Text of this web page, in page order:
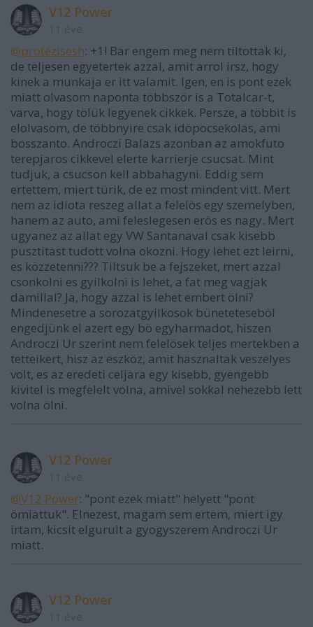
V12 Power
@protézisesh: +1! Bar engem meg nem tiltottak ki,
de teljesen egyetertek azzal, amit arrol irsz, hogy
kinek a munkaja er itt valamit. Igen, en is pont ezek
miatt olvasom naponta többször is a Totalcar-t,
varva, hogy tölük legyenek cikkek. Persze, a többit is
elolvasom, de többnyire csak idöpocsekolas, ami
bosszanto. Androczi Balazs azonban az amokfuto
terepjaros cikkevel elerte karrierje csucsat. Mint
tudjuk, a csucson kell abbahagyni. Eddig sem
ertettem, miert türik, de ez most mindent vitt. Mert
nem az idiota reszeg allat a felelös egy szemelyben,
hanem az auto, ami feleslegesen erös es nagy. Mert
ugyanez az allat egy VW Santanaval csak kisebb
pusztitast tudott volna okozni. Hogy lehet ezt leirni,
es közzetenni??? Tiltsuk be a fejszeket, mert azzal
csonkolni es gyilkolni is lehet, a fat meg vagjak
damillal? Ja, hogy azzal is lehet embert ölni?
Mindenesetre a sorozatgyilkosok büneteteseböl
engedjünk el azert egy bö egyharmadot, hiszen
Androczi Ur szerint nem felelösek teljes mertekben a
tetteikert, hisz az eszköz, amit hasznaltak veszelyes
volt, es az eredeti celjara egy kisebb, gyengebb
kivitel is megfelelt volna, amivel sokkal nehezebb lett
volna ölni.
V12 Power
@V12 Power: "pont ezek miatt" helyett "pont
ömiattuk". Elnezest, magam sem ertem, miert igy
irtam, kicsit elgurult a gyogyszerem Androczi Ur
miatt.
V12 Power